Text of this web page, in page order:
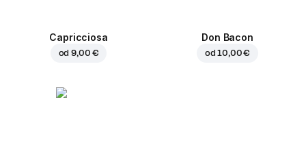
Capricciosa
od9,00 €
Don Bacon
od10,00 €